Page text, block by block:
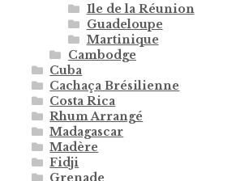
Ile de la Réunion
Guadeloupe
Martinique
Cambodge
Cuba
Cachaça Brésilienne
Costa Rica
Rhum Arrangé
Madagascar
Madère
Fidji
Grenade